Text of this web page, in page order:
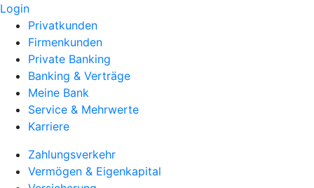
Login
Privatkunden
Firmenkunden
Private Banking
Banking & Verträge
Meine Bank
Service & Mehrwerte
Karriere
Zahlungsverkehr
Vermögen & Eigenkapital